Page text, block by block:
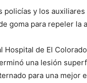
y los
goma para repeler la
de El
una lesión
para una mejor